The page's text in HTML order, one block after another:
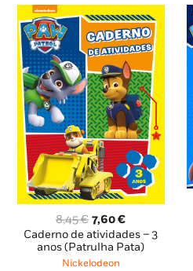
8,45€ O
preço
original
era:
7,60€O
preço
atual
Caderno de atividades – 3
anos (Patrulha Pata)
Nickelodeon